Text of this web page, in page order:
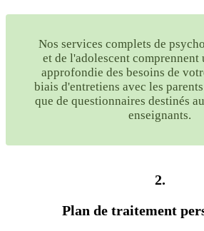
Nos services complets de
et de l'adolescent comprennent
approfondie des besoins de
biais d'entretiens avec les
que de questionnaires destinés
enseignants.
2.
Plan de traitement